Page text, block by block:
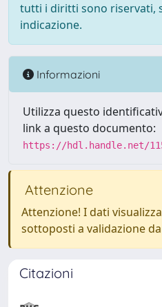
tutti i diritti sono riservati,
indicazione.
Informazioni
Utilizza questo
link a questo documento:
https://hdl.handle.net/
Attenzione
Attenzione! I dati
sottoposti a validazione
Citazioni